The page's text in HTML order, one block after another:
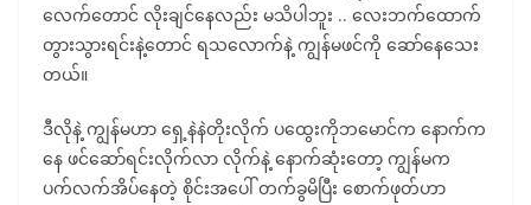
လေက်တောင် လိုးချင်နေလည်း မသိပါဘူး .. လေးဘက်ထောက်
တွားသွားရင်းနဲ့တောင် ရသလောက်နဲ့ ကျွန်မဖင်ကို ဆော်နေသေး
တယ်။
ဒီလိုနဲ့ ကျွန်မဟာ ရှေ့နဲနဲတိုးလိုက် ပထွေးကိုဘမောင်က နောက်က
နေ ဖင်ဆော်ရင်းလိုက်လာ လိုက်နဲ့ နောက်ဆုံးတော့ ကျွန်မက
ပက်လက်အိပ်နေတဲ့ စိုင်းအပေါ် တက်ခွမိပြီး စောက်ဖုတ်ဟာ